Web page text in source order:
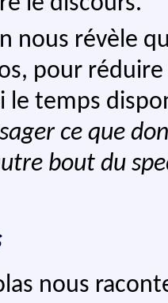
nous révèle
pour
le temps
ce que
bout du
nous